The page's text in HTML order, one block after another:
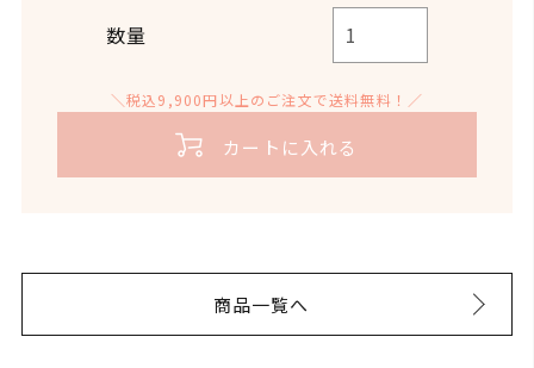
より深い呼吸を意識し、もう少し深みのある香りに
するために新たなオーガニック精油もプラス。「沖
縄の自然の中で深呼吸」がイメージできる、そんな
香りに仕上がったと思います。
で皆様と皆様のご家族の健康の手助けができるな
ら、こんなに嬉しいことはないと思うのです。
オーガニックを使用するということは安心安全であ
ることはもちろん、農薬や化学肥料などを避けて植
ると考えています。
また、オーガニックであることはそこで働く人の健
康や人権を守ります。人が喜び、土壌が喜び地球が
健康な土壌でのびのび育った植物の香りが、多くの
お客様の心と体の健康を守ってくれますように。と
願い、できる限りオーガニックにこだわった商品作
気を与えてくれます。
【ローズマリー】
レッシュ効果があります。
用目安
開封後:1年以内を目安にご
使用ください。
内容量 3ml
引火点(*) 49℃
イルなので直接お肌には使
用しないでください。
・お肌に塗布する場合はキ
ャリアオイルなどで希釈し
数量
＼税込9,900円以上のご注文で送料無料！／
カートに入れる
商品一覧へ